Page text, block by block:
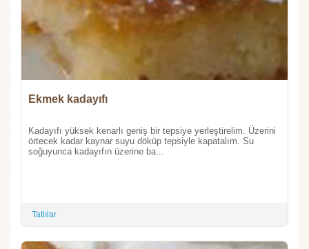
Ekmek kadayıfı
Kadayıfı yüksek kenarlı geniş bir tepsiye yerleştirelim. Üzerini
örtecek kadar kaynar suyu döküp tepsiyle kapatalım. Su
soğuyunca kadayıfın üzerine ba...
Tatlılar